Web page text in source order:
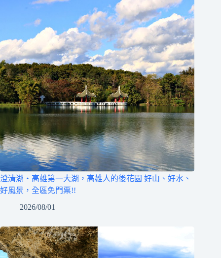
澄清湖‧高雄第一大湖，高雄人的後花園 好山、好水、
好風景，全區免門票!!
2026/08/01